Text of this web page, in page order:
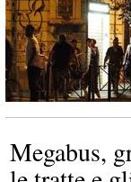
Megabus,